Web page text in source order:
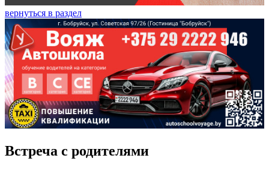
вернуться в раздел
Встреча с родителями